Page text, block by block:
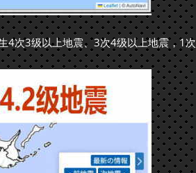
4次3级以上地震、3次4级以上地震，1次